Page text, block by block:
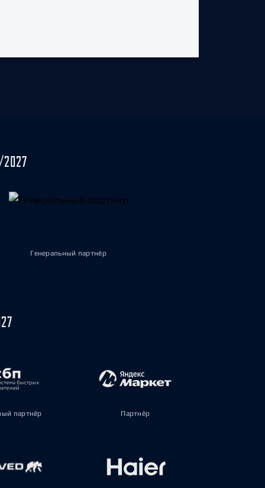
Генеральный партнёр
партнёр Партнёр